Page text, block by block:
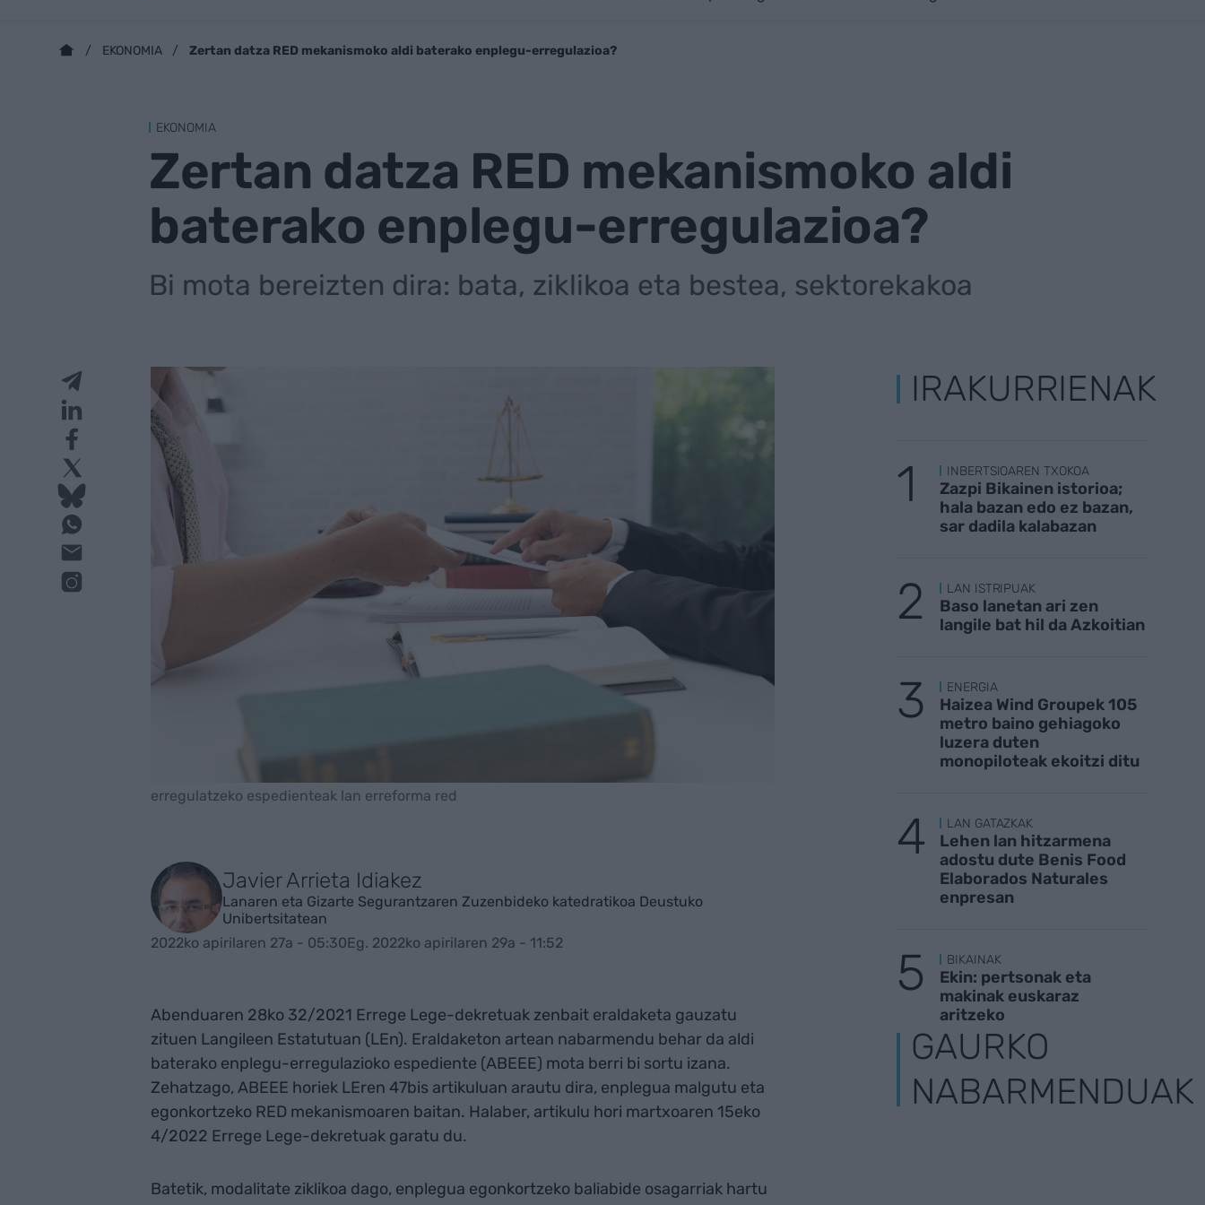
EKONOMIA Zertan datza RED mekanismoko aldi baterako enplegu-erregulazioa?
EKONOMIA
Zertan datza RED mekanismoko aldi
baterako enplegu-erregulazioa?
Bi mota bereizten dira: bata, ziklikoa eta bestea, sektorekakoa
erregulatzeko espedienteak lan erreforma red
Javier Arrieta Idiakez
Lanaren eta Gizarte Segurantzaren Zuzenbideko katedratikoa Deustuko
Unibertsitatean
2022ko apirilaren 27a - 05:30Eg. 2022ko apirilaren 29a - 11:52
Abenduaren 28ko 32/2021 Errege Lege-dekretuak zenbait eraldaketa gauzatu
zituen Langileen Estatutuan (LEn). Eraldaketon artean nabarmendu behar da aldi
baterako enplegu-erregulazioko espediente (ABEEE) mota berri bi sortu izana.
Zehatzago, ABEEE horiek LEren 47bis artikuluan arautu dira, enplegua malgutu eta
egonkortzeko RED mekanismoaren baitan. Halaber, artikulu hori martxoaren 15eko
4/2022 Errege Lege-dekretuak garatu du.
Batetik, modalitate ziklikoa dago, enplegua egonkortzeko baliabide osagarriak hartu
IRAKURRIENAK
INBERTSIOAREN TXOKOA
Zazpi Bikainen istorioa;
hala bazan edo ez bazan,
sar dadila kalabazan
LAN ISTRIPUAK
Baso lanetan ari zen
langile bat hil da Azkoitian
ENERGIA
Haizea Wind Groupek 105
metro baino gehiagoko
luzera duten
monopiloteak ekoitzi ditu
LAN GATAZKAK
Lehen lan hitzarmena
adostu dute Benis Food
Elaborados Naturales
enpresan
BIKAINAK
Ekin: pertsonak eta
makinak euskaraz
aritzeko
GAURKO
NABARMENDUAK